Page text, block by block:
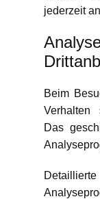
jederzeit
Beim
Verhalten
Das